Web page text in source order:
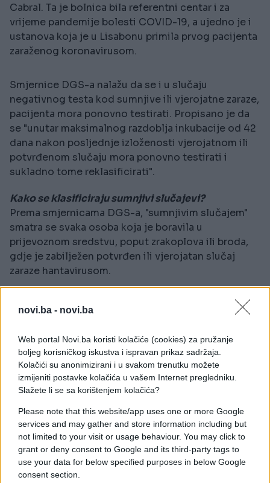
novi.ba - novi.ba
Web portal Novi.ba koristi kolačiće (cookies) za pružanje
boljeg korisničkog iskustva i ispravan prikaz sadržaja.
Kolačići su anonimizirani i u svakom trenutku možete
izmijeniti postavke kolačića u vašem Internet pregledniku.
Slažete li se sa korištenjem kolačića?
Please note that this website/app uses one or more Google
services and may gather and store information including but
not limited to your visit or usage behaviour. You may click to
grant or deny consent to Google and its third-party tags to
use your data for below specified purposes in below Google
consent section.
Cabral. Ta je bolnica bila referentni centar i za
vrijeme pandemije bolesti COVID-19, a ujedno je i
ustanova koja je u Lisabonu primila prvog pacijenta
zaraženog koronavirusom.
Smjernice DGS-a nalažu da se i u slučaju
negativnog testa kod sumnjive ili vjerojatne zaraze,
pacijenta mora ponovno testirati. Propisano je da
se "unutar maksimalnog razdoblja inkubacije od 42
dana nakon posljednje izloženosti vjerojatnom ili
potvrđenom slučaju mora ponovno testirati i
sukladno tome reklasificirati".
Kako se klasificiraju sumnjivi slučajevi?
Prema smjernicama DGS-a, "sumnjivim slučajem"
smatra se svaka osoba koja je boravila u
prijevoznom sredstvu, poput zrakoplova ili broda,
gdje je zabilježen potvrđen ili vjerojatan slučaj
zaraze hantavirusom.
Sumnjivom se smatra i "svaka osoba koja je bila u
kontaktu s putnikom ili članom posade broda MV
Hondius od 5. travnja 2026. do isteka razdoblja
inkubacije od 42 dana" ako pritom pokazuje
simptome kao što su visoka temperatura, bolovi u
mišićima, zimica, glavobolja te probavne ili dišne
tegobe.
Mjere u drugim zemljama
Slučajevi hantavirusa bilježe se i u drugim
zemljama, poput Njemačke, Italije, Španjolske,
Ujedinjenog Kraljevstva i Sjedinjenih Država, koje
primjenjuju vrlo slične mjere temeljene na